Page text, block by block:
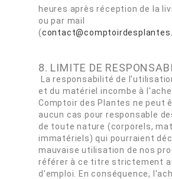
heures après réception de la
ou par mail
(
8. LIMITE DE
La responsabilité de
et du matériel incombe à
Comptoir des Plantes ne peut
aucun cas pour responsable
de toute nature (corporels,
immatériels) qui pourraient
mauvaise utilisation de nos
référer à ce titre strictement
d’emploi. En conséquence,